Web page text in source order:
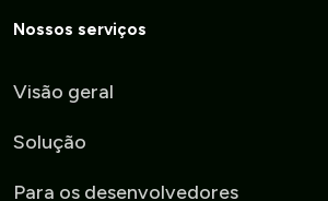
Nossos serviços
Visão geral
Solução
Para os desenvolvedores